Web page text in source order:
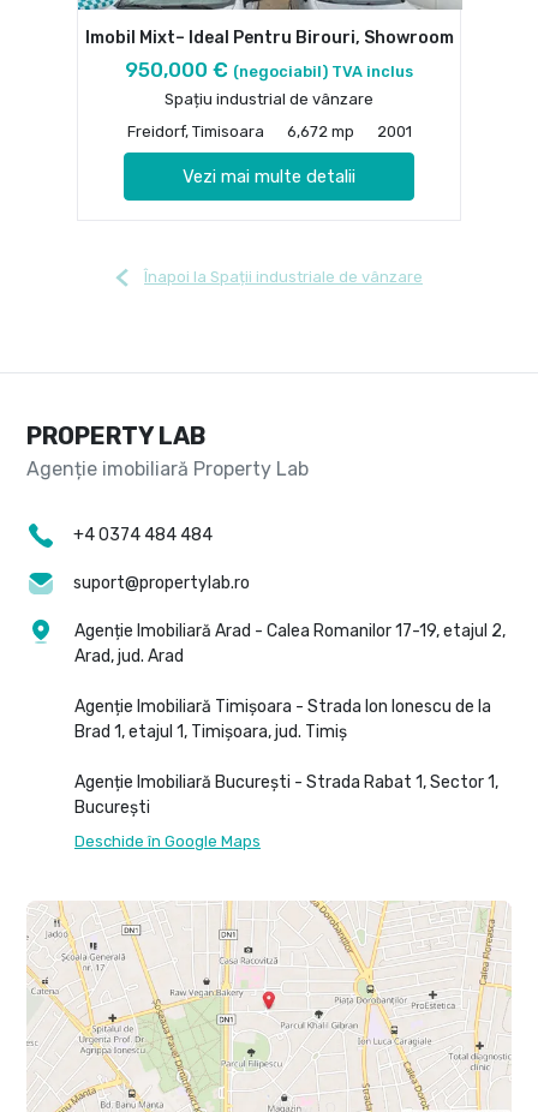
Imobil Mixt– Ideal Pentru Birouri, Showroom
950,000 € (negociabil) TVA inclus
Spațiu industrial de vânzare
Freidorf, Timisoara
6,672 mp 2001
Vezi mai multe detalii
Înapoi la Spații industriale de vânzare
PROPERTY LAB
+4 0374 484 484
suport@propertylab.ro
Agenție Imobiliară Arad - Calea Romanilor 17-19, etajul 2,
Arad, jud. Arad
Agenție Imobiliară Timișoara - Strada Ion Ionescu de la
Brad 1, etajul 1, Timișoara, jud. Timiș
Agenție Imobiliară București - Strada Rabat 1, Sector 1,
București
Deschide în Google Maps